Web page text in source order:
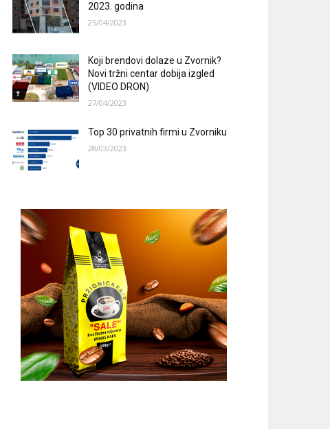
2023. godina
25/04/2023
Koji brendovi dolaze u Zvornik?
Novi tržni centar dobija izgled
(VIDEO DRON)
27/04/2023
Top 30 privatnih firmi u Zvorniku
28/03/2023